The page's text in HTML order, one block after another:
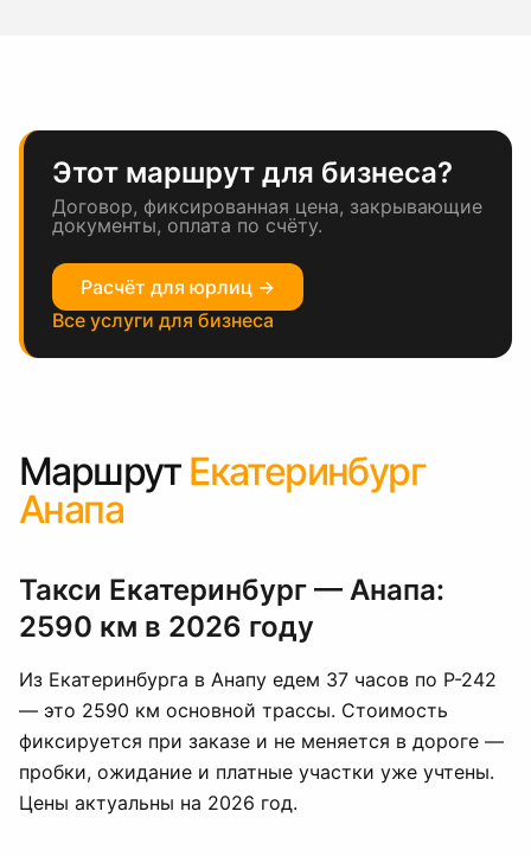
Этот маршрут для бизнеса?
Договор, фиксированная цена, закрывающие
документы, оплата по счёту.
Расчёт для юрлиц →
Все услуги для бизнеса
Маршрут Екатеринбург
Анапа
Такси Екатеринбург — Анапа:
2590 км в 2026 году
Из Екатеринбурга в Анапу едем 37 часов по Р-242
— это 2590 км основной трассы. Стоимость
фиксируется при заказе и не меняется в дороге —
пробки, ожидание и платные участки уже учтены.
Цены актуальны на 2026 год.